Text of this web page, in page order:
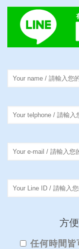
方
任何時間皆